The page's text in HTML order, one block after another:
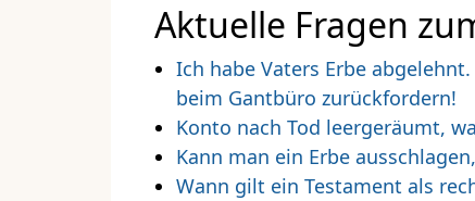
Aktuelle Fragen
Ich habe Vaters Erbe
beim Gantbüro zurückfordern!
Konto nach Tod leergeräumt,
Kann man ein Erbe
Wann gilt ein Testament als